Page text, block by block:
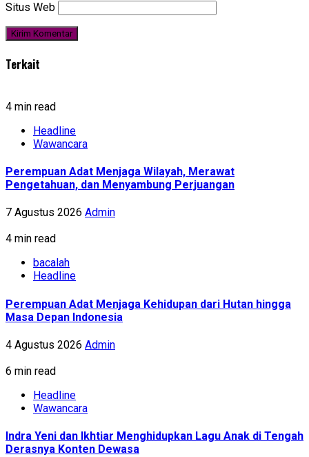
Situs Web
Terkait
4 min read
Headline
Wawancara
Perempuan Adat Menjaga Wilayah, Merawat
Pengetahuan, dan Menyambung Perjuangan
7 Agustus 2026 Admin
4 min read
bacalah
Headline
Perempuan Adat Menjaga Kehidupan dari Hutan hingga
Masa Depan Indonesia
4 Agustus 2026 Admin
6 min read
Headline
Wawancara
Indra Yeni dan Ikhtiar Menghidupkan Lagu Anak di Tengah
Derasnya Konten Dewasa